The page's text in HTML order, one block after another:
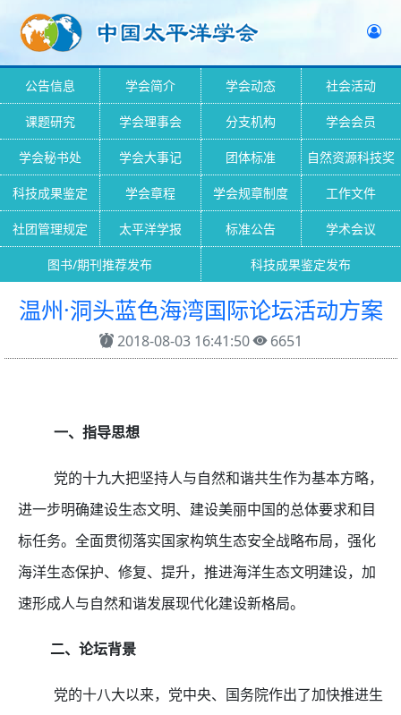
公告信息 学会简介 学会动态 社会活动
课题研究 学会理事会 分支机构 学会会员
学会秘书处 学会大事记 团体标准 自然资源科技奖
科技成果鉴定 学会章程 学会规章制度 工作文件
社团管理规定 太平洋学报 标准公告 学术会议
图书/期刊推荐发布 科技成果鉴定发布
温州·洞头蓝色海湾国际论坛活动方案
2018-08-03 16:41:50 6651
一、指导思想
党的十九大把坚持人与自然和谐共生作为基本方略，
进一步明确建设生态文明、建设美丽中国的总体要求和目
标任务。全面贯彻落实国家构筑生态安全战略布局，强化
海洋生态保护、修复、提升，推进海洋生态文明建设，加
速形成人与自然和谐发展现代化建设新格局。
二、论坛背景
党的十八大以来，党中央、国务院作出了加快推进生